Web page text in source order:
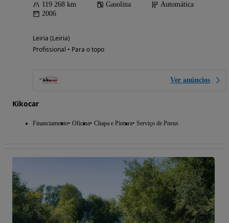
119 268 km Gasolina
Automática
2006
Leiria (Leiria)
Profissional • Para o topo
Ver anúncios
Kikocar
Financiamento Oficina Chapa e Pintura Serviço de Pneus